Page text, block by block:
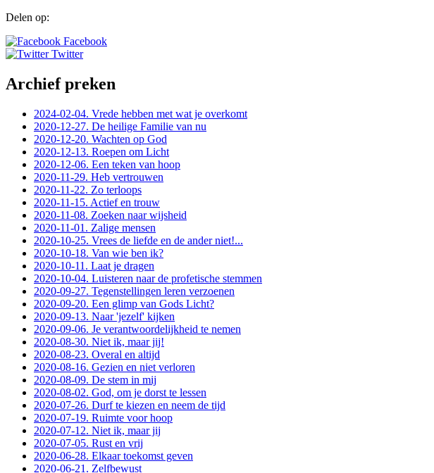
Delen op:
Facebook
Twitter
Archief preken
2024-02-04. Vrede hebben met wat je overkomt
2020-12-27. De heilige Familie van nu
2020-12-20. Wachten op God
2020-12-13. Roepen om Licht
2020-12-06. Een teken van hoop
2020-11-29. Heb vertrouwen
2020-11-22. Zo terloops
2020-11-15. Actief en trouw
2020-11-08. Zoeken naar wijsheid
2020-11-01. Zalige mensen
2020-10-25. Vrees de liefde en de ander niet!...
2020-10-18. Van wie ben ik?
2020-10-11. Laat je dragen
2020-10-04. Luisteren naar de profetische stemmen
2020-09-27. Tegenstellingen leren verzoenen
2020-09-20. Een glimp van Gods Licht?
2020-09-13. Naar 'jezelf' kijken
2020-09-06. Je verantwoordelijkheid te nemen
2020-08-30. Niet ik, maar jij!
2020-08-23. Overal en altijd
2020-08-16. Gezien en niet verloren
2020-08-09. De stem in mij
2020-08-02. God, om je dorst te lessen
2020-07-26. Durf te kiezen en neem de tijd
2020-07-19. Ruimte voor hoop
2020-07-12. Niet ik, maar jij
2020-07-05. Rust en vrij
2020-06-28. Elkaar toekomst geven
2020-06-21. Zelfbewust